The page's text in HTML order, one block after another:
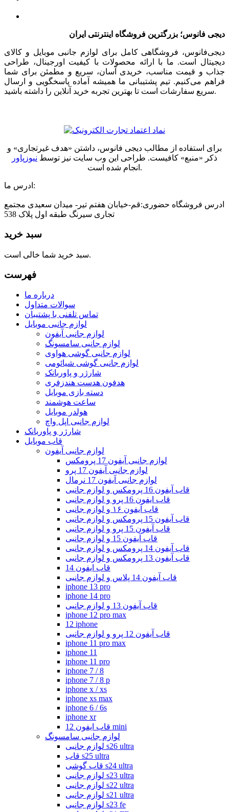
دیجی فانوس؛ بزرگترین فروشگاه اینترنتی ایران
دیجی‌فانوس، فروشگاهی کامل برای لوازم جانبی موبایل و کالای
دیجیتال است. ما با ارائه محصولات با کیفیت اورجینال، طراحی
جذاب و قیمت مناسب، خریدی آسان، سریع و مطمئن برای شما
فراهم می‌کنیم. تیم پشتیبانی ما همیشه آماده پاسخگویی و ارسال
سریع سفارشات است تا بهترین تجربه خرید آنلاین را داشته باشید.
برای استفاده از مطالب دیجی فانوس، داشتن «هدف غیرتجاری» و
ذکر «منبع» کافیست. طراحی این وب سایت نیز توسط نیوزپاور
انجام شده است.
ادرس ما:
ادرس فروشگاه حضوری:قم-خیابان هفتم تیر- میدان سعیدی مجتمع
تجاری سیرنگ طبقه اول پلاک 538
سبد خرید
سبد خرید شما خالی است.
فهرست
درباره ما
سوالات متداول
تماس تلفنی با پشتیبان
لوازم جانبی موبایل
لوازم جانبی آیفون
لوازم جانبی سامسونگ
لوازم جانبی گوشی هواوی
لوازم جانبی گوشی شیائومی
شارژر و پاوربانک
هدفون هدست هندزفری
دسته بازی موبایل
ساعت هوشمند
هولدر موبایل
لوازم جانبی اپل واچ
شارژر و پاوربانک
قاب موبایل
لوازم جانبی آیفون
لوازم جانبی آیفون 17 پرومکس
لوازم جانبی آیفون 17 پرو
لوازم جانبی آیفون 17 نرمال
قاب آیفون 16 پرومکس و لوازم جانبی
قاب ایفون 16 پرو و لوازم جانبی
قاب آیفون ۱۶ و لوازم جانبی
قاب آیفون 15 پرومکس و لوازم جانبی
قاب آیفون 15 پرو و لوازم جانبی
قاب آیفون 15 و لوازم جانبی
قاب آیفون 14 پرومکس و لوازم جانبی
قاب آیفون 13 پرومکس و لوازم جانبی
قاب ایفون 14
قاب آیفون 14 پلاس و لوازم جانبی
iphone 13 pro
iphone 14 pro
قاب آیفون 13 و لوازم جانبی
iphone 12 pro max
12 iphone
قاب آیفون 12 پرو و لوازم جانبی
iphone 11 pro max
iphone 11
iphone 11 pro
iphone 7 / 8
iphone 7 / 8 p
iphone x / xs
iphone xs max
iphone 6 / 6s
iphone xr
قاب ایفون 12 mini
لوازم جانبی سامسونگ
لوازم جانبی s26 ultra
قاب s25 ultra
قاب گوشی s24 ultra
لوازم جانبی s23 ultra
لوازم جانبی s22 ultra
لوازم جانبی s21 ultra
لوازم جانبی s23 fe